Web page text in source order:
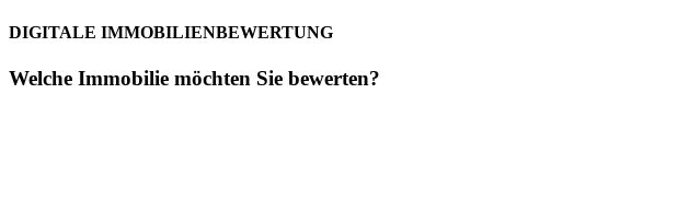
DIGITALE IMMOBILIENBEWERTUNG
Welche Immobilie möchten Sie bewerten?